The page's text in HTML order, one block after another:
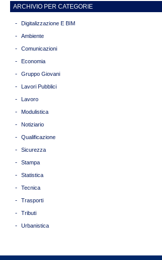
ARCHIVIO PER CATEGORIE
- Digitalizzazione E BIM
- Ambiente
- Comunicazioni
- Economia
- Gruppo Giovani
- Lavori Pubblici
- Lavoro
- Modulistica
- Notiziario
- Qualificazione
- Sicurezza
- Stampa
- Statistica
- Tecnica
- Trasporti
- Tributi
- Urbanistica